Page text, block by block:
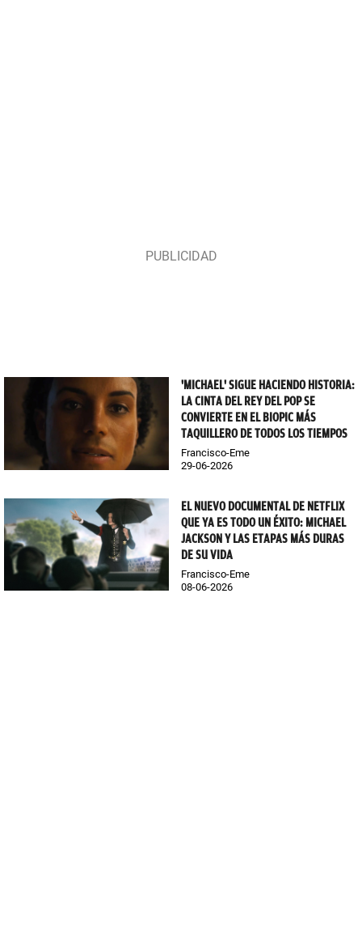
'MICHAEL' SIGUE HACIENDO HISTORIA:
LA CINTA DEL REY DEL POP SE
CONVIERTE EN EL BIOPIC MÁS
TAQUILLERO DE TODOS LOS TIEMPOS
Francisco-Eme
29-06-2026
EL NUEVO DOCUMENTAL DE NETFLIX
QUE YA ES TODO UN ÉXITO: MICHAEL
JACKSON Y LAS ETAPAS MÁS DURAS
DE SU VIDA
Francisco-Eme
08-06-2026